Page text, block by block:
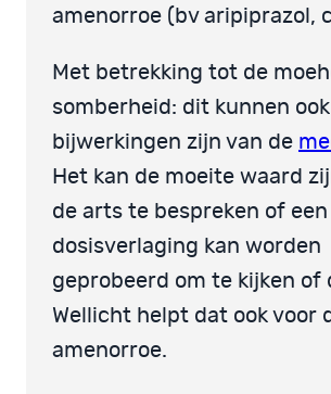
amenorroe (bv aripiprazol,
Met betrekking tot de
somberheid: dit kunnen ook
bijwerkingen zijn van de
Het kan de moeite waard
de arts te bespreken of een
dosisverlaging kan worden
geprobeerd om te kijken of
Wellicht helpt dat ook voor
amenorroe.